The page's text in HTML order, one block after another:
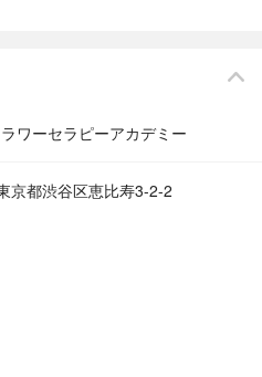
ワーセラピーアカデミー
京都渋谷区恵比寿3-2-2